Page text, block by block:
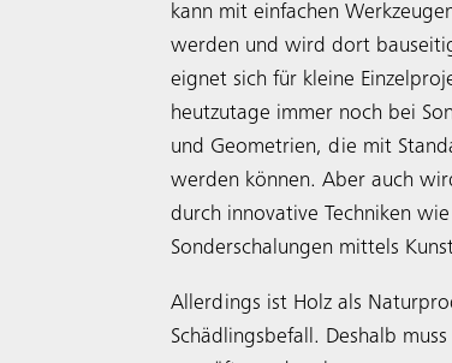
kann mit einfachen
werden und wird dort
eignet sich für kleine
heutzutage immer noch bei
und Geometrien, die mit
werden können. Aber auch
durch innovative Techniken
Sonderschalungen mittels
Allerdings ist Holz als
Schädlingsbefall. Deshalb